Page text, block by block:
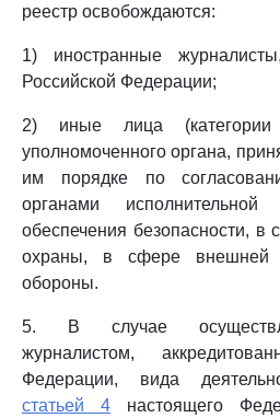
реестр освобождаются:
1) иностранные
Российской Федерации;
2) иные лица
уполномоченного органа,
им порядке по
органами
обеспечения безопасности, в
охраны, в сфере внешней
обороны.
5. В случае
журналистом,
Федерации, вида
статьей 4 настоящего